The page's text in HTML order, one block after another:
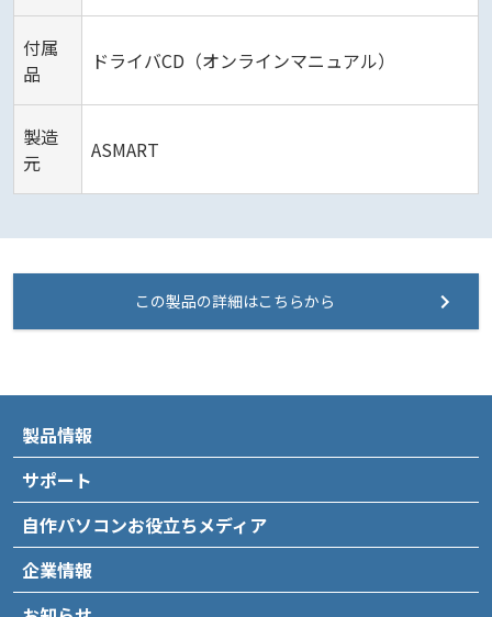
付属
品
ドライバCD（オンラインマニュアル）
製造
元
ASMART
この製品の詳細はこちらから
製品情報
サポート
自作パソコンお役立ちメディア
企業情報